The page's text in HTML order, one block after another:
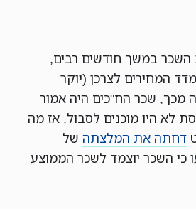
השכר במשך חודשים רבים,
המחירים לצרכן (יוקר
מכך, שכר הח"כים היה אמור
לא היו מוכנים לסבול. אז מה
דחתה את המלצתה של
קבעו כי השכר יוצמד לשכר הממוצע